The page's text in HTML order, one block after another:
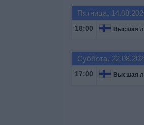
Пятница,
18:00 Высшая
Суббота,
17:00 Высшая